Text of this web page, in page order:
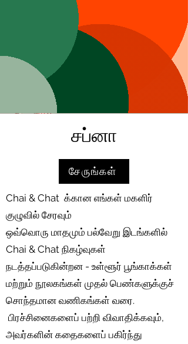
சப்னா
சேருங்கள்
Chai & Chat க்கான எங்கள் மகளிர்
குழுவில் சேரவும்
ஒவ்வொரு மாதமும் பல்வேறு இடங்களில்
Chai & Chat நிகழ்வுகள்
நடத்தப்படுகின்றன - உள்ளூர் பூங்காக்கள்
மற்றும் நூலகங்கள் முதல் பெண்களுக்குச்
சொந்தமான வணிகங்கள் வரை.
பிரச்சினைகளைப் பற்றி விவாதிக்கவும்,
அவர்களின் கதைகளைப் பகிர்ந்து